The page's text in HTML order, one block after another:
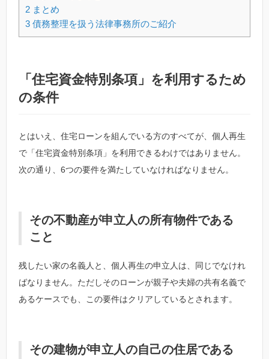
2 まとめ
3 債務整理を扱う法律事務所のご紹介
「住宅資金特別条項」を利用するため
の条件
とはいえ、住宅ローンを組んでいる方のすべてが、個人再生
で「住宅資金特別条項」を利用できるわけではありません。
次の通り、6つの要件を満たしていなければなりません。
その不動産が申立人の所有物件である
こと
残したい家の名義人と、個人再生の申立人は、同じでなけれ
ばなりません。ただしそのローンが親子や夫婦の共有名義で
あるケースでも、この要件はクリアしているとされます。
その建物が申立人の自己の住居である